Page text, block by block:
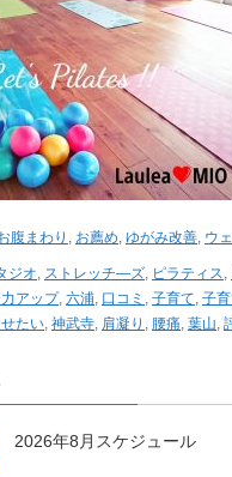
腹まわり , お薦め, ゆがみ改善, ウ
ジオ, ストレッチ―ズ, ピラティス,
アップ, 六浦, 口コミ , 子育て, 子
たい, 神武寺, 肩凝り , 腰痛, 葉山,
2026年8月スケジュール